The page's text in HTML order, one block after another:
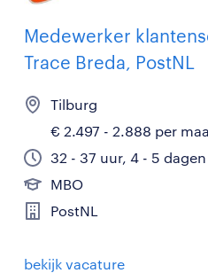
Medewerker
Trace Breda, PostNL
Tilburg
€ 2.497 - 2.888 per
32 - 37 uur, 4 - 5 dagen
MBO
PostNL
bekijk vacature